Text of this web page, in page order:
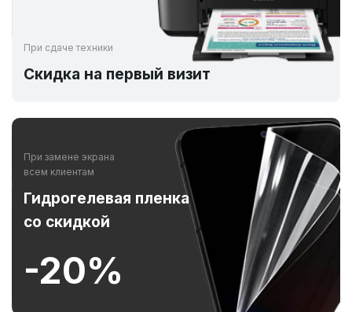
При сдаче техники
Скидка на первый визит
При замене экрана
всем клиентам
Гидрогелевая пленка
со скидкой
-20%